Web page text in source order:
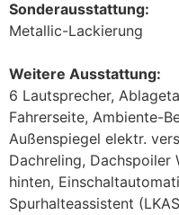
Sonderausstattung:
Metallic-Lackierung
Weitere Ausstattung:
6 Lautsprecher,
Fahrerseite, Ambiente-
Außenspiegel elektr.
Dachreling,
hinten,
Spurhalteassistent